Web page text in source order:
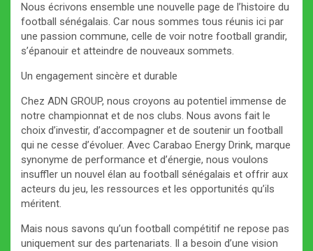
Nous écrivons ensemble une nouvelle page de l’histoire du
football sénégalais. Car nous sommes tous réunis ici par
une passion commune, celle de voir notre football grandir,
s’épanouir et atteindre de nouveaux sommets.
Un engagement sincère et durable
Chez ADN GROUP, nous croyons au potentiel immense de
notre championnat et de nos clubs. Nous avons fait le
choix d’investir, d’accompagner et de soutenir un football
qui ne cesse d’évoluer. Avec Carabao Energy Drink, marque
synonyme de performance et d’énergie, nous voulons
insuffler un nouvel élan au football sénégalais et offrir aux
acteurs du jeu, les ressources et les opportunités qu’ils
méritent.
Mais nous savons qu’un football compétitif ne repose pas
uniquement sur des partenariats. Il a besoin d’une vision